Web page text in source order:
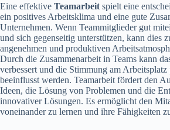
Eine effektive Teamarbeit spielt eine
ein positives Arbeitsklima und eine gute
Unternehmen. Wenn Teammitglieder gut
und sich gegenseitig unterstützen, kann dies
angenehmen und produktiven
Durch die Zusammenarbeit in Teams kann
verbessert und die Stimmung am
beeinflusst werden. Teamarbeit fördert den
Ideen, die Lösung von Problemen und die
innovativer Lösungen. Es ermöglicht den
voneinander zu lernen und ihre Fähigkeiten